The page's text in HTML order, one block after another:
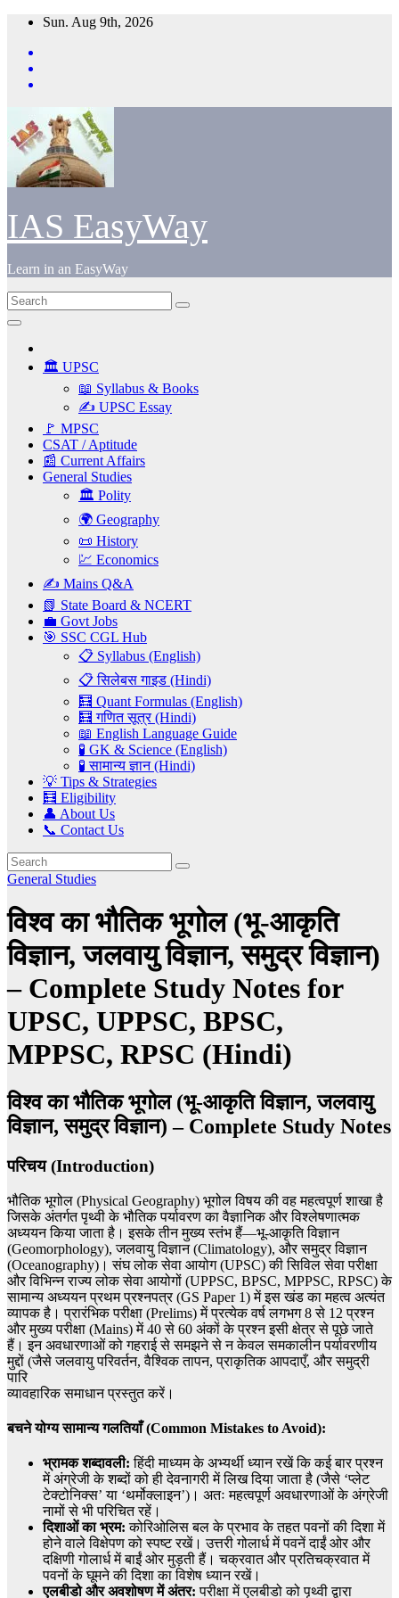
Skip
content
Sun. Aug 9th, 2026
IAS EasyWay
Learn in an EasyWay
🏛️ UPSC
📖 Syllabus & Books
✍️ UPSC Essay
🚩 MPSC
CSAT / Aptitude
📰 Current Affairs
General Studies
🏛️ Polity
🌍 Geography
📜 History
💹 Economics
✍️ Mains Q&A
📗 State Board & NCERT
💼 Govt Jobs
🎯 SSC CGL Hub
📋 Syllabus (English)
📋 सिलेबस गाइड (Hindi)
🧮 Quant Formulas (English)
🧮 गणित सूत्र (Hindi)
📖 English Language Guide
🧪 GK & Science (English)
🧪 सामान्य ज्ञान (Hindi)
💡 Tips & Strategies
🧮 Eligibility
👤 About Us
📞 Contact Us
General Studies
विश्व का भौतिक भूगोल (भू-आकृति
विज्ञान, जलवायु विज्ञान, समुद्र विज्ञान)
– Complete Study Notes for
UPSC, UPPSC, BPSC,
MPPSC, RPSC (Hindi)
विश्व का भौतिक भूगोल (भू-आकृति विज्ञान, जलवायु
विज्ञान, समुद्र विज्ञान) – Complete Study Notes
परिचय (Introduction)
भौतिक भूगोल (Physical Geography) भूगोल विषय की वह महत्वपूर्ण शाखा है
जिसके अंतर्गत पृथ्वी के भौतिक पर्यावरण का वैज्ञानिक और विश्लेषणात्मक
अध्ययन किया जाता है। इसके तीन मुख्य स्तंभ हैं—भू-आकृति विज्ञान
(Geomorphology), जलवायु विज्ञान (Climatology), और समुद्र विज्ञान
(Oceanography)। संघ लोक सेवा आयोग (UPSC) की सिविल सेवा परीक्षा
और विभिन्न राज्य लोक सेवा आयोगों (UPPSC, BPSC, MPPSC, RPSC) के
सामान्य अध्ययन प्रथम प्रश्नपत्र (GS Paper 1) में इस खंड का महत्व अत्यंत
व्यापक है। प्रारंभिक परीक्षा (Prelims) में प्रत्येक वर्ष लगभग 8 से 12 प्रश्न
और मुख्य परीक्षा (Mains) में 40 से 60 अंकों के प्रश्न इसी क्षेत्र से पूछे जाते
हैं। इन अवधारणाओं को गहराई से समझने से न केवल समकालीन पर्यावरणीय
मुद्दों (जैसे जलवायु परिवर्तन, वैश्विक तापन, प्राकृतिक आपदाएँ, और समुद्री
पारि
व्यावहारिक समाधान प्रस्तुत करें।
बचने योग्य सामान्य गलतियाँ (Common Mistakes to Avoid):
भ्रामक शब्दावली: हिंदी माध्यम के अभ्यर्थी ध्यान रखें कि कई बार प्रश्न
में अंग्रेजी के शब्दों को ही देवनागरी में लिख दिया जाता है (जैसे ‘प्लेट
टेक्टोनिक्स’ या ‘थर्मोक्लाइन’)। अतः महत्वपूर्ण अवधारणाओं के अंग्रेजी
नामों से भी परिचित रहें।
दिशाओं का भ्रम: कोरिओलिस बल के प्रभाव के तहत पवनों की दिशा में
होने वाले विक्षेपण को स्पष्ट रखें। उत्तरी गोलार्ध में पवनें दाईं ओर और
दक्षिणी गोलार्ध में बाईं ओर मुड़ती हैं। चक्रवात और प्रतिचक्रवात में
पवनों के घूमने की दिशा का विशेष ध्यान रखें।
एलबीडो और अवशोषण में अंतर: परीक्षा में एलबीडो को पृथ्वी द्वारा